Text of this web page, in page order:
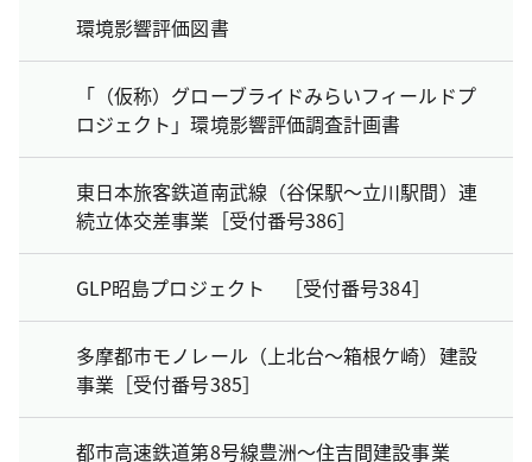
環境影響評価図書
「（仮称）グローブライドみらいフィールドプ
ロジェクト」環境影響評価調査計画書
東日本旅客鉄道南武線（谷保駅～立川駅間）連
続立体交差事業［受付番号386］
GLP昭島プロジェクト ［受付番号384］
多摩都市モノレール（上北台～箱根ケ崎）建設
事業［受付番号385］
都市高速鉄道第8号線豊洲～住吉間建設事業